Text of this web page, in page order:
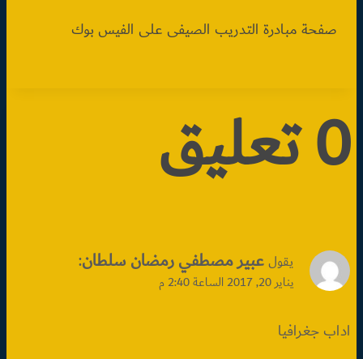
صفحة مبادرة التدريب الصيفى على الفيس بوك
0 تعليق
يقولعبير مصطفي رمضان سلطان:
يناير 20, 2017 الساعة 2:40 م
اداب جغرافيا